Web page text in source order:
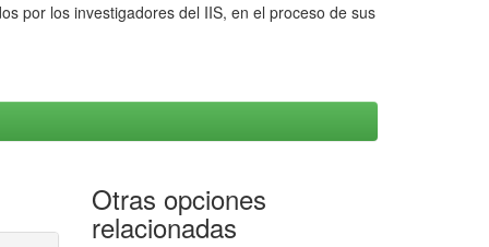
por los investigadores del IIS, en el proceso de sus
Otras opciones
relacionadas